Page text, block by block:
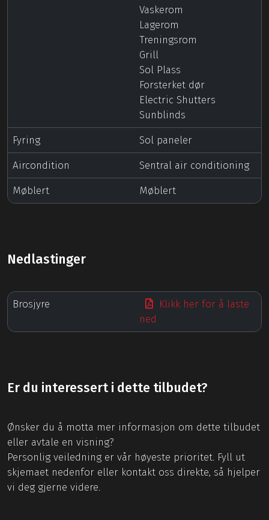
Vaskerom
Lagerom
Treningsrom
Grill
Sol Plass
Forsterket dør
Electric Shutters
Sunblinds
Fyring
Sol paneler
Aircondition
Sentral air conditioning
Møblert
Møblert
Nedlastinger
Brosjyre
Klikk her for å laste
ned
Er du interessert i dette tilbudet?
Ønsker du å motta mer informasjon om dette tilbudet
eller avtale en visning?
Personlig veiledning er vår høyeste prioritet. Fyll ut
skjemaet nedenfor eller kontakt oss direkte, så hjelper
vi deg gjerne videre.